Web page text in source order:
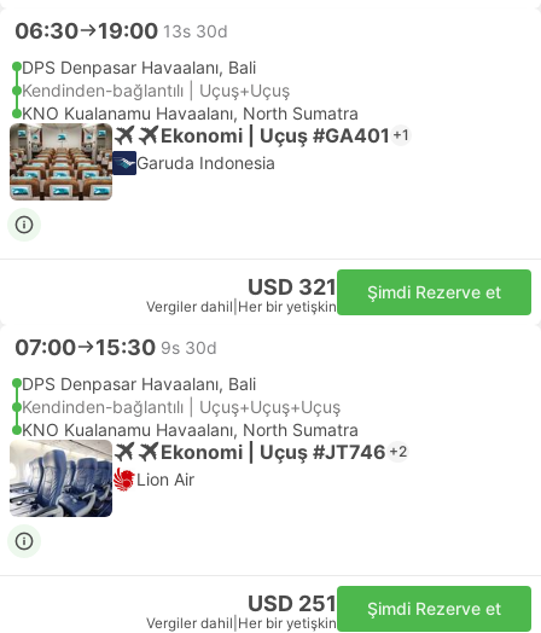
06:30 19:00 13s 30d
DPS Denpasar Havaalanı, Bali
Kendinden-bağlantılı | Uçuş+Uçuş
KNO Kualanamu Havaalanı, North Sumatra
Ekonomi | Uçuş #GA401 +1
Garuda Indonesia
USD 321
Vergiler dahil Her bir yetişkin
Şimdi Rezerve et
07:00 15:30 9s 30d
DPS Denpasar Havaalanı, Bali
Kendinden-bağlantılı | Uçuş+Uçuş+Uçuş
KNO Kualanamu Havaalanı, North Sumatra
Ekonomi | Uçuş #JT746 +2
Lion Air
USD 251
Vergiler dahil Her bir yetişkin
Şimdi Rezerve et